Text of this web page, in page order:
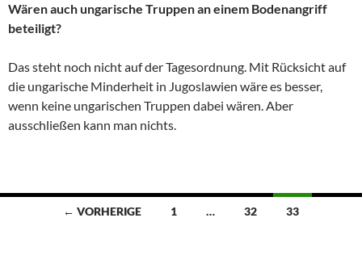
Wären auch ungarische Truppen an einem Bodenangriff
beteiligt?
Das steht noch nicht auf der Tagesordnung. Mit Rücksicht auf
die ungarische Minderheit in Jugoslawien wäre es besser,
wenn keine ungarischen Truppen dabei wären. Aber
ausschließen kann man nichts.
Beitragsnavigation
← VORHERIGE 1 … 32 33